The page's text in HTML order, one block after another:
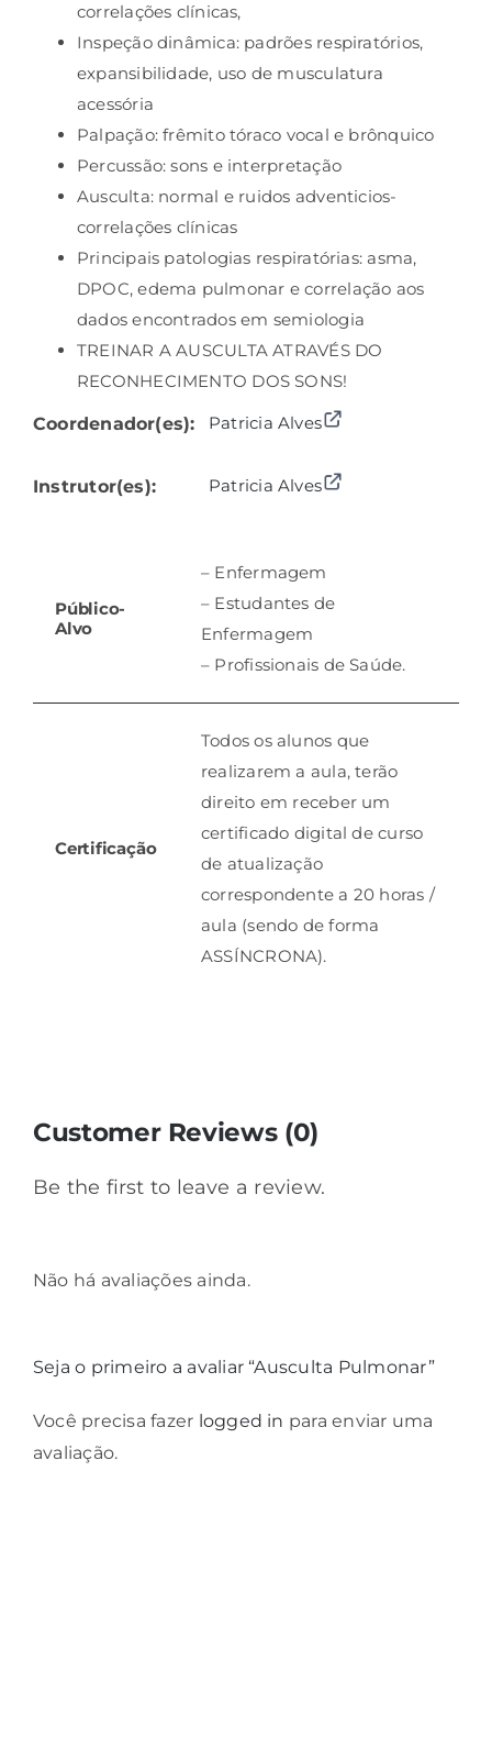
correlações clínicas,
Inspeção dinâmica: padrões respiratórios,
expansibilidade, uso de musculatura
acessória
Palpação: frêmito tóraco vocal e brônquico
Percussão: sons e interpretação
Ausculta: normal e ruidos adventicios-
correlações clínicas
Principais patologias respiratórias: asma,
DPOC, edema pulmonar e correlação aos
dados encontrados em semiologia
TREINAR A AUSCULTA ATRAVÉS DO
RECONHECIMENTO DOS SONS!
Coordenador(es):
Patricia Alves
Instrutor(es):
Patricia Alves
Público-
Alvo
– Enfermagem
– Estudantes de
Enfermagem
– Profissionais de Saúde.
Certificação
Todos os alunos que
realizarem a aula, terão
direito em receber um
certificado digital de curso
de atualização
correspondente a 20 horas /
aula (sendo de forma
ASSÍNCRONA).
Customer Reviews (0)
Be the first to leave a review.
Não há avaliações ainda.
Seja o primeiro a avaliar “Ausculta Pulmonar”
Você precisa fazer logged in para enviar uma
avaliação.